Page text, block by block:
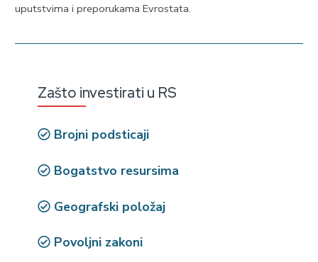
uputstvima i preporukama Evrostata.
Zašto investirati u RS
Brojni podsticaji
Bogatstvo resursima
Geografski položaj
Povoljni zakoni